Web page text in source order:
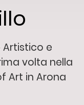
Artistico e
volta nella
Art in Arona